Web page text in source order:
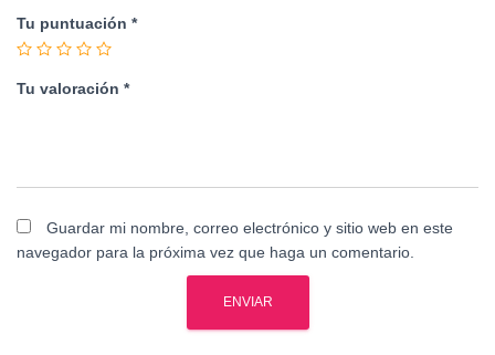
Tu puntuación *
Tu valoración *
Guardar mi nombre, correo electrónico y sitio web en este
navegador para la próxima vez que haga un comentario.